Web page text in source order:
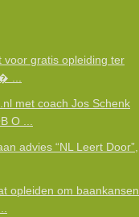
voor gratis opleiding ter
...
met coach Jos Schenk
O ...
advies “NL Leert Door”,
opleiden om baankansen